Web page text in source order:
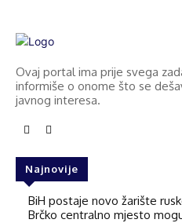
Ovaj portal ima prije svega
informiše o onome što se
javnog interesa.
Najnovije
BiH postaje novo žarište
Brčko centralno mjesto